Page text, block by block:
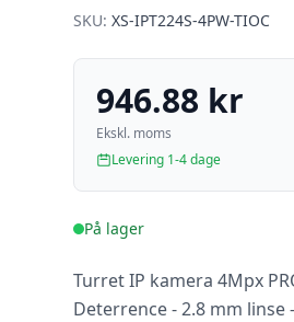
SKU: XS-IPT224S-4PW-TIOC
946.88 kr
Ekskl. moms
Levering 1-4 dage
På lager
Turret IP kamera 4Mpx
Deterrence - 2.8 mm